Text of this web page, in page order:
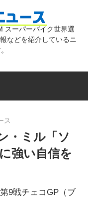
気
バ
スーパーバイク世界選
などを紹介しているニ
ス
・ミル「ソ
強い自信を
9戦チェコGP（ブ